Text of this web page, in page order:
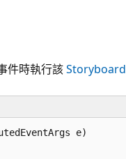
件時執行該Storyboard
e)